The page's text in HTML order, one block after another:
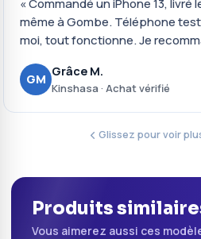
« Commandé un iPhone 13, livré
même à Gombe. Téléphone
moi, tout fonctionne. Je
GM Grâce M.
Kinshasa · Achat vérifié
Glissez pour voir
Produits
Vous aimerez aussi ces